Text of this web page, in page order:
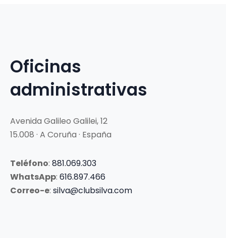
Oficinas
administrativas
Avenida Galileo Galilei, 12
15.008 · A Coruña · España
Teléfono: 881.069.303
WhatsApp: 616.897.466
Correo-e: silva@clubsilva.com